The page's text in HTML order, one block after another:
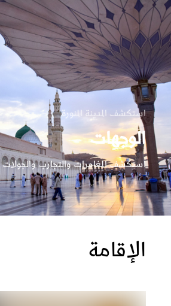
استكشف المدينة المنورة
الوجهات
استكشف المغامرات والتجارب والجولات
الإقامة